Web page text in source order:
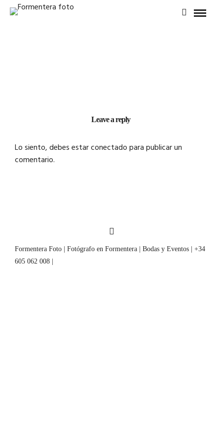
Leave a reply
Lo siento, debes estarconectadopara publicar un
comentario.
Formentera Foto | Fotógrafo en Formentera | Bodas y Eventos | +34
605 062 008 |